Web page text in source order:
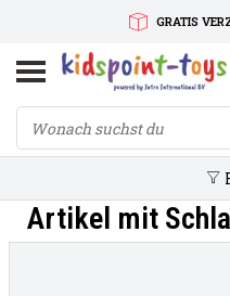
GRATIS
Artikel mit